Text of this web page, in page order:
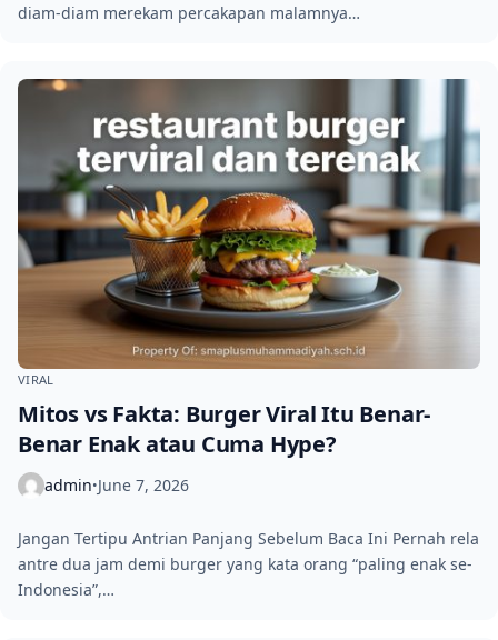
diam-diam merekam percakapan malamnya…
VIRAL
Mitos vs Fakta: Burger Viral Itu Benar-
Benar Enak atau Cuma Hype?
admin•June 7, 2026
Jangan Tertipu Antrian Panjang Sebelum Baca Ini Pernah rela
antre dua jam demi burger yang kata orang “paling enak se-
Indonesia”,…